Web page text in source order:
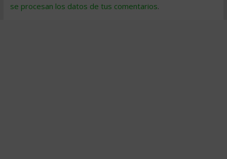
se procesan los datos de tus comentarios.